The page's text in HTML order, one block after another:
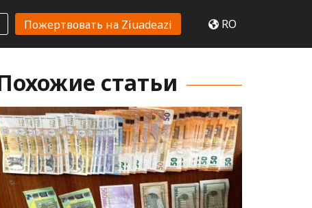
Пожертвовать на Ziuadeazi RO
статьи